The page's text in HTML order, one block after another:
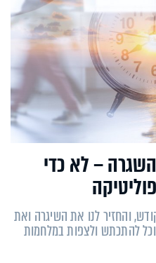
– לא כדי
והחזיר לנו את השיגרה ואת
להתכתש ולצפות במלחמות